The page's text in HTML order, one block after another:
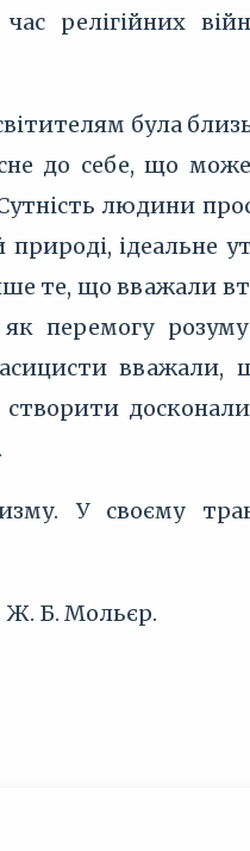
релігійних
була
до себе, що
людини
ідеальне
те, що вважали
перемогу
вважали,
У своєму
Ж. Б. Мольєр.